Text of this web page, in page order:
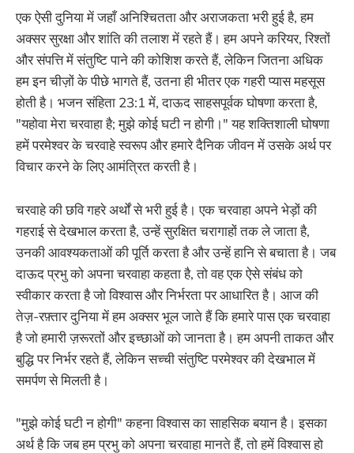
एक ऐसी दुनिया में जहाँ अनिश्चितता और अराजकता भरी हुई है, हम
अक्सर सुरक्षा और शांति की तलाश में रहते हैं। हम अपने करियर, रिश्तों
और संपत्ति में संतुष्टि पाने की कोशिश करते हैं, लेकिन जितना अधिक
हम इन चीज़ों के पीछे भागते हैं, उतना ही भीतर एक गहरी प्यास महसूस
होती है। भजन संहिता 23:1 में, दाऊद साहसपूर्वक घोषणा करता है,
"यहोवा मेरा चरवाहा है; मुझे कोई घटी न होगी।" यह शक्तिशाली घोषणा
हमें परमेश्वर के चरवाहे स्वरूप और हमारे दैनिक जीवन में उसके अर्थ पर
विचार करने के लिए आमंत्रित करती है।
चरवाहे की छवि गहरे अर्थों से भरी हुई है। एक चरवाहा अपने भेड़ों की
गहराई से देखभाल करता है, उन्हें सुरक्षित चरागाहों तक ले जाता है,
उनकी आवश्यकताओं की पूर्ति करता है और उन्हें हानि से बचाता है। जब
दाऊद प्रभु को अपना चरवाहा कहता है, तो वह एक ऐसे संबंध को
स्वीकार करता है जो विश्वास और निर्भरता पर आधारित है। आज की
तेज़-रफ़्तार दुनिया में हम अक्सर भूल जाते हैं कि हमारे पास एक चरवाहा
है जो हमारी ज़रूरतों और इच्छाओं को जानता है। हम अपनी ताकत और
बुद्धि पर निर्भर रहते हैं, लेकिन सच्ची संतुष्टि परमेश्वर की देखभाल में
समर्पण से मिलती है।
"मुझे कोई घटी न होगी" कहना विश्वास का साहसिक बयान है। इसका
अर्थ है कि जब हम प्रभु को अपना चरवाहा मानते हैं, तो हमें विश्वास हो